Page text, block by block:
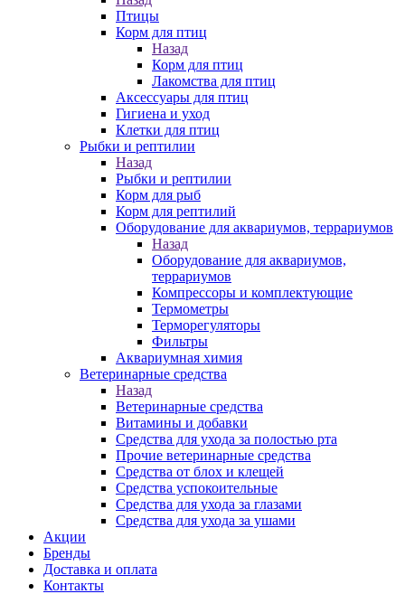
Птицы
Корм для птиц
Назад
Корм для птиц
Лакомства для птиц
Аксессуары для птиц
Гигиена и уход
Клетки для птиц
Рыбки и рептилии
Назад
Рыбки и рептилии
Корм для рыб
Корм для рептилий
Оборудование для аквариумов, террариумов
Назад
Оборудование для аквариумов,
террариумов
Компрессоры и комплектующие
Термометры
Терморегуляторы
Фильтры
Аквариумная химия
Ветеринарные средства
Назад
Ветеринарные средства
Витамины и добавки
Средства для ухода за полостью рта
Прочие ветеринарные средства
Средства от блох и клещей
Средства успокоительные
Средства для ухода за глазами
Средства для ухода за ушами
Акции
Бренды
Доставка и оплата
Контакты